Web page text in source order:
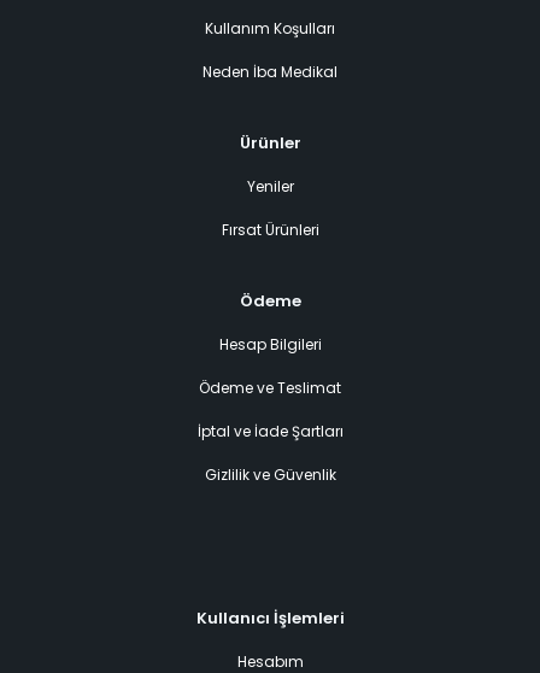
Kullanım Koşulları
Neden İba Medikal
Ürünler
Yeniler
Fırsat Ürünleri
Ödeme
Hesap Bilgileri
Ödeme ve Teslimat
İptal ve İade Şartları
Gizlilik ve Güvenlik
Kullanıcı İşlemleri
Hesabım